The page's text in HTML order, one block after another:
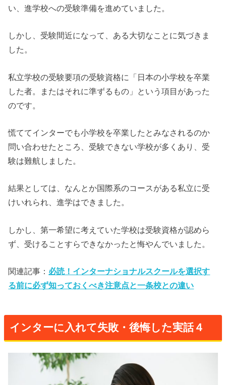
い、進学校への受験準備を進めていました。
しかし、受験間近になって、ある大切なことに気づきま
した。
私立学校の受験要項の受験資格に「日本の小学校を卒業
した者。またはそれに準ずるもの」という項目があった
のです。
慌ててインターでも小学校を卒業したとみなされるのか
問い合わせたところ、受験できない学校が多くあり、受
験は難航しました。
結果としては、なんとか国際系のコースがある私立に受
けいれられ、進学はできました。
しかし、第一希望に考えていた学校は受験資格が認めら
ず、受けることすらできなかったと悔やんでいました。
関連記事： 必読！インターナショナルスクールを選択す
る前に必ず知っておくべき注意点と一条校との違い
インターに入れて失敗・後悔した実話４